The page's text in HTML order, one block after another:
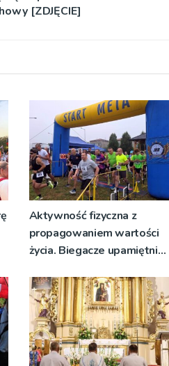
[ZDJĘCIE]
Aktywność fizyczna z
propagowaniem wartości
życia. Biegacze upamiętnili